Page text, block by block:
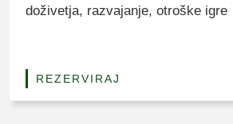
doživetja, razvajanje, otroške
REZERVIRAJ